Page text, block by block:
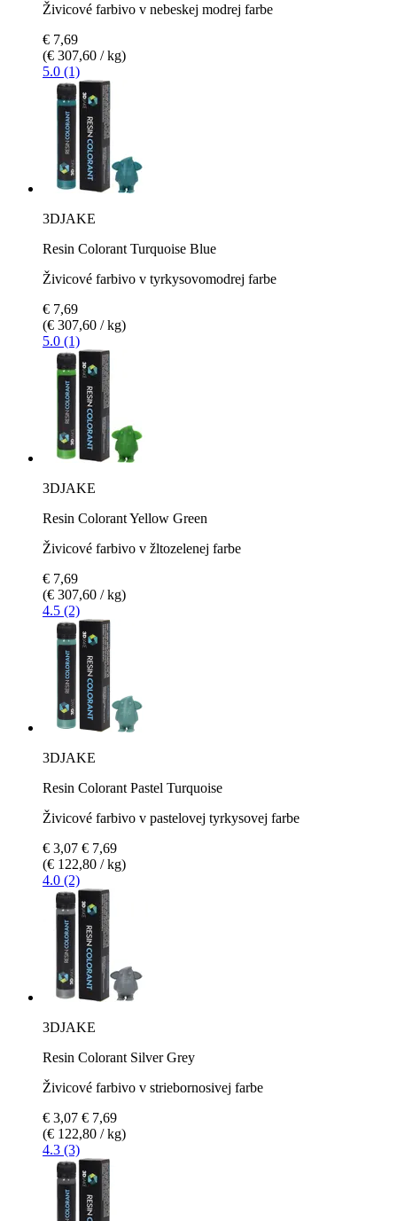
Živicové farbivo v nebeskej modrej farbe
€ 7,69
(€ 307,60 / kg)
5.0 (1)
3DJAKE
Resin Colorant Turquoise Blue
Živicové farbivo v tyrkysovomodrej farbe
€ 7,69
(€ 307,60 / kg)
5.0 (1)
3DJAKE
Resin Colorant Yellow Green
Živicové farbivo v žltozelenej farbe
€ 7,69
(€ 307,60 / kg)
4.5 (2)
3DJAKE
Resin Colorant Pastel Turquoise
Živicové farbivo v pastelovej tyrkysovej farbe
€ 3,07 € 7,69
(€ 122,80 / kg)
4.0 (2)
3DJAKE
Resin Colorant Silver Grey
Živicové farbivo v striebornosivej farbe
€ 3,07 € 7,69
(€ 122,80 / kg)
4.3 (3)